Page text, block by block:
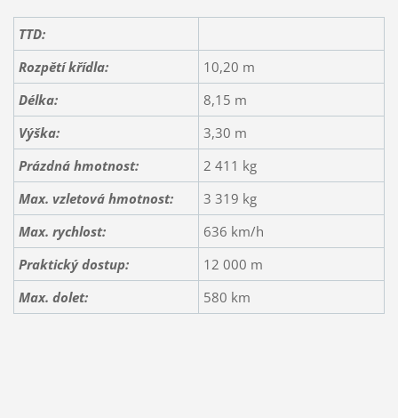
TTD:
Rozpětí křídla:
10,20 m
Délka:
8,15 m
Výška:
3,30 m
Prázdná hmotnost:
2 411 kg
Max. vzletová hmotnost:
3 319 kg
Max. rychlost:
636 km/h
Praktický dostup:
12 000 m
Max. dolet:
580 km